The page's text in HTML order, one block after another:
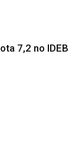
7,2 no IDEB